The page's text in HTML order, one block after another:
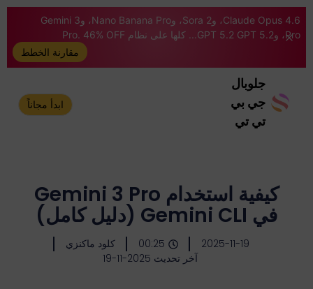
Claude Opus 4.6، وSora 2، وNano Banana Pro، وGemini 3
Pro، وGPT 5.2 GPT 5.2... كلها على نظام Pro. 46% OFF
مقارنة الخطط
جلوبال
جي بي
تي تي
ابدأ مجاناً
كيفية استخدام Gemini 3 Pro
في Gemini CLI (دليل كامل)
2025-11-19
00:25
كلود ماكنزي
آخر تحديث 2025-11-19